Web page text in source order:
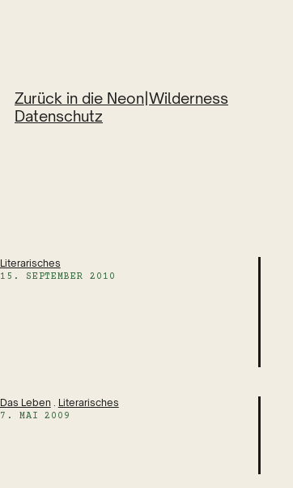
Zurück in die Neon|Wilderness
Datenschutz
Literarisches
15. SEPTEMBER 2010
Das Leben . Literarisches
7. MAI 2009